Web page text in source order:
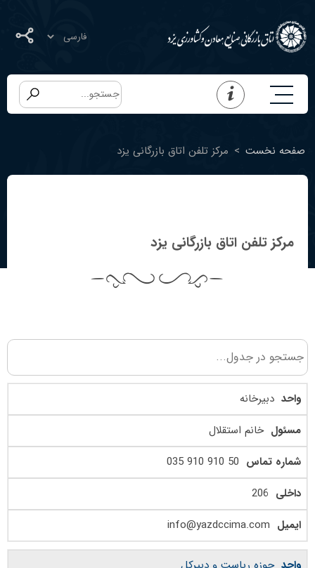
صفحه نخست > مرکز تلفن اتاق بازرگانی یزد
مرکز تلفن اتاق بازرگانی یزد
دبیرخانه
خانم استقلال
50 910 910 035
206
info@yazdccima.com